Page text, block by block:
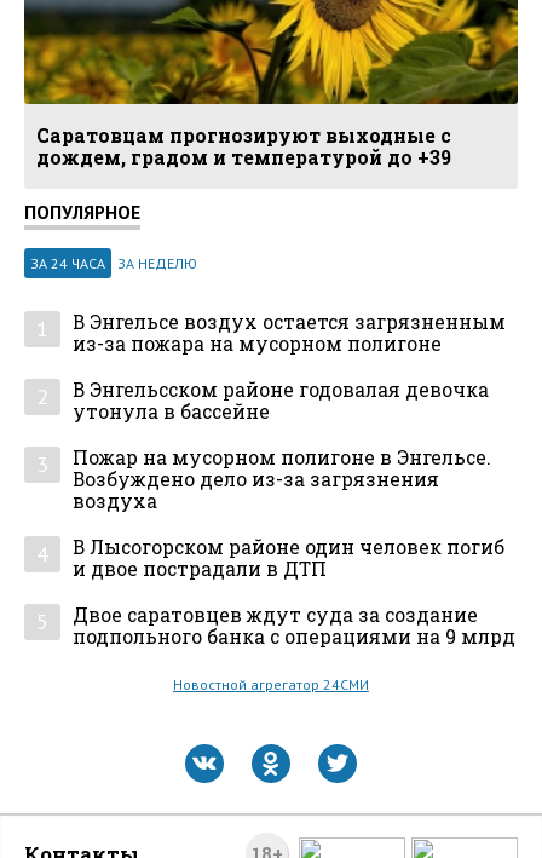
Саратовцам прогнозируют выходные с
дождем, градом и температурой до +39
ПОПУЛЯРНОЕ
ЗА 24 ЧАСА ЗА НЕДЕЛЮ
1
В Энгельсе воздух остается загрязненным
из-за пожара на мусорном полигоне
2
В Энгельсском районе годовалая девочка
утонула в бассейне
3
Пожар на мусорном полигоне в Энгельсе.
Возбуждено дело из-за загрязнения
воздуха
4
В Лысогорском районе один человек погиб
и двое пострадали в ДТП
5
Двое саратовцев ждут суда за создание
подпольного банка с операциями на 9 млрд
Новостной агрегатор 24СМИ